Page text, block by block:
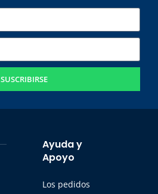
SUSCRIBIRSE
Ayuda y
Apoyo
Los pedidos